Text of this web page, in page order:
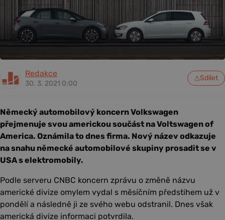
Redakce
30. 3. 2021 0:00
Sdílet
Německý automobilový koncern Volkswagen
přejmenuje svou americkou součást na Voltswagen of
America. Oznámila to dnes firma. Nový název odkazuje
na snahu německé automobilové skupiny prosadit se v
USA s elektromobily.
Podle serveru CNBC koncern zprávu o změně názvu
americké divize omylem vydal s měsíčním předstihem už v
pondělí a následně ji ze svého webu odstranil. Dnes však
americká divize informaci potvrdila.